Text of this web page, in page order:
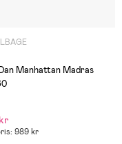
Manhattan Madras
989 kr